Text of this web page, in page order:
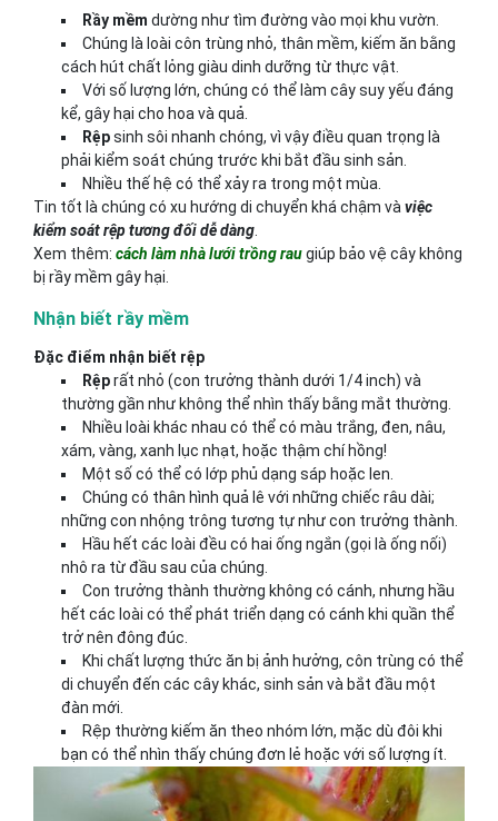
Rầy mềm dường như tìm đường vào mọi khu vườn.
Chúng là loài côn trùng nhỏ, thân mềm, kiếm ăn bằng
cách hút chất lỏng giàu dinh dưỡng từ thực vật.
Với số lượng lớn, chúng có thể làm cây suy yếu đáng
kể, gây hại cho hoa và quả.
Rệpsinh sôi nhanh chóng, vì vậy điều quan trọng là
phải kiểm soát chúng trước khi bắt đầu sinh sản.
Nhiều thế hệ có thể xảy ra trong một mùa.
Tin tốt là chúng có xu hướng di chuyển khá chậm và việc
kiểm soát rệp tương đối dễ dàng
Xem thêm: cách làm nhà lưới trồng raugiúp bảo vệ cây không
bị rầy mềm gây hại.
Nhận biết rầy mềm
Đặc điểm nhận biết rệp
Rệprất nhỏ (con trưởng thành dưới 1/4 inch) và
thường gần như không thể nhìn thấy bằng mắt thường.
Nhiều loài khác nhau có thể có màu trắng, đen, nâu,
xám, vàng, xanh lục nhạt, hoặc thậm chí hồng!
Một số có thể có lớp phủ dạng sáp hoặc len.
Chúng có thân hình quả lê với những chiếc râu dài;
những con nhộng trông tương tự như con trưởng thành.
Hầu hết các loài đều có hai ống ngắn (gọi là ống nối)
nhô ra từ đầu sau của chúng.
Con trưởng thành thường không có cánh, nhưng hầu
hết các loài có thể phát triển dạng có cánh khi quần thể
trở nên đông đúc.
Khi chất lượng thức ăn bị ảnh hưởng, côn trùng có thể
di chuyển đến các cây khác, sinh sản và bắt đầu một
đàn mới.
Rệp thường kiếm ăn theo nhóm lớn, mặc dù đôi khi
bạn có thể nhìn thấy chúng đơn lẻ hoặc với số lượng ít.